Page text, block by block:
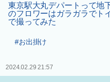
東京駅大丸デパートって地
のフロワーはガラガラでト
で撮ってみた
#お出掛け
2024.02.29 21:57